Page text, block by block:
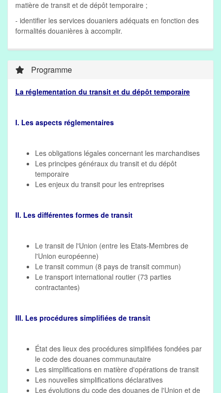
matière de transit et de dépôt temporaire ;
- identifier les services douaniers adéquats en fonction des
formalités douanières à accomplir.
Programme
La réglementation du transit et du dépôt temporaire
I. Les aspects réglementaires
Les obligations légales concernant les marchandises
Les principes généraux du transit et du dépôt
temporaire
Les enjeux du transit pour les entreprises
II. Les différentes formes de transit
Le transit de l'Union (entre les Etats-Membres de
l'Union européenne)
Le transit commun (8 pays de transit commun)
Le transport international routier (73 parties
contractantes)
III. Les procédures simplifiées de transit
État des lieux des procédures simplifiées fondées par
le code des douanes communautaire
Les simplifications en matière d'opérations de transit
Les nouvelles simplifications déclaratives
Les évolutions du code des douanes de l'Union et de